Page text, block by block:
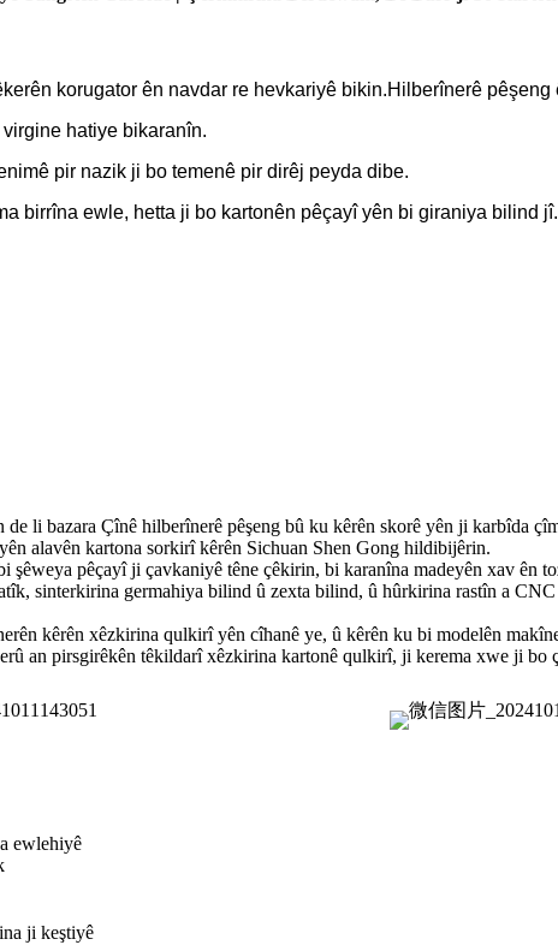
korugator ên navdar re hevkariyê bikin.Hilberînerê pêşeng
hatiye bikaranîn.
pir nazik ji bo temenê pir dirêj peyda dibe.
birrîna ewle, hetta ji bo kartonên pêçayî yên bi giraniya bilind jî.
de li bazara Çînê hilberînerê pêşeng bû ku kêrên skorê yên ji
alavên kartona sorkirî kêrên Sichuan Shen Gong hildibijêrin.
şêweya pêçayî ji çavkaniyê têne çêkirin, bi karanîna madeyên xav ên
sinterkirina germahiya bilind û zexta bilind, û hûrkirina rastîn a
kêrên xêzkirina qulkirî yên cîhanê ye, û kêrên ku bi modelên
an pirsgirêkên têkildarî xêzkirina kartonê qulkirî, ji kerema xwe ji bo
ewlehiyê
ji keştiyê